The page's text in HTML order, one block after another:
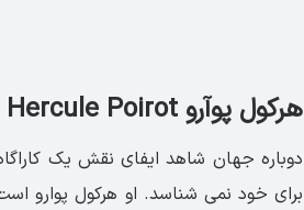
هرکول پوآرو Hercule Poirot
دوباره جهان شاهد ایفای نقش یک
برای خود نمی شناسد. او هرکول پوارو